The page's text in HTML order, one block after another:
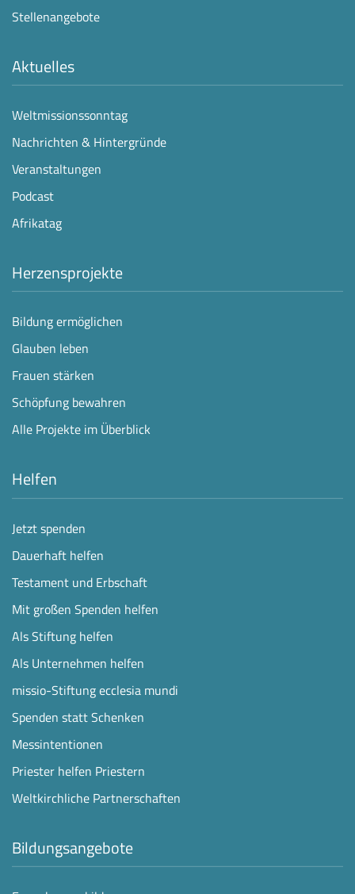
Stellenangebote
Aktuelles
Weltmissionssonntag
Nachrichten & Hintergründe
Veranstaltungen
Podcast
Afrikatag
Herzensprojekte
Bildung ermöglichen
Glauben leben
Frauen stärken
Schöpfung bewahren
Alle Projekte im Überblick
Helfen
Jetzt spenden
Dauerhaft helfen
Testament und Erbschaft
Mit großen Spenden helfen
Als Stiftung helfen
Als Unternehmen helfen
missio-Stiftung ecclesia mundi
Spenden statt Schenken
Messintentionen
Priester helfen Priestern
Weltkirchliche Partnerschaften
Bildungsangebote